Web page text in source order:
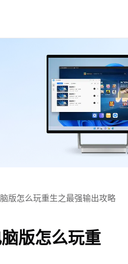
版怎么玩重生之最强输出攻略
版怎么玩重